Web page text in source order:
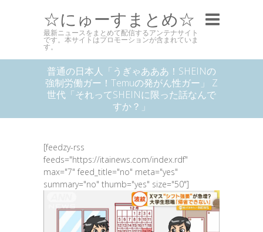
☆にゅーすまとめ☆
最新ニュースをまとめて配信するアンテナサイト
です。本サイトはプロモーションが含まれていま
す。
普通の日本人「うぎゃあああ！SHEINの
強制労働ガー！Temuの発がん性ガー」 Z
世代「それってSHEINに限った話なんで
すか？」
[feedzy-rss
feeds="https://itainews.com/index.rdf"
max="7" feed_title="no" meta="yes"
summary="no" thumb="yes" size="50"]